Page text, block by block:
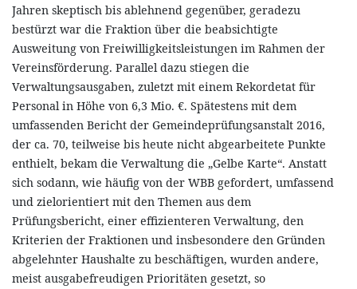
Jahren skeptisch bis ablehnend gegenüber, geradezu
bestürzt war die Fraktion über die beabsichtigte
Ausweitung von Freiwilligkeitsleistungen im Rahmen der
Vereinsförderung. Parallel dazu stiegen die
Verwaltungsausgaben, zuletzt mit einem Rekordetat für
Personal in Höhe von 6,3 Mio. €. Spätestens mit dem
umfassenden Bericht der Gemeindeprüfungsanstalt 2016,
der ca. 70, teilweise bis heute nicht abgearbeitete Punkte
enthielt, bekam die Verwaltung die „Gelbe Karte“. Anstatt
sich sodann, wie häufig von der WBB gefordert, umfassend
und zielorientiert mit den Themen aus dem
Prüfungsbericht, einer effizienteren Verwaltung, den
Kriterien der Fraktionen und insbesondere den Gründen
abgelehnter Haushalte zu beschäftigen, wurden andere,
meist ausgabefreudigen Prioritäten gesetzt, so